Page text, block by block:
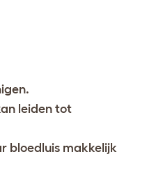
leiden tot
bloedluis makkelijk